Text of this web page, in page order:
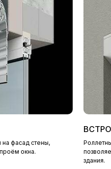
на фасад стены,
окна.
здания.
1047797071794